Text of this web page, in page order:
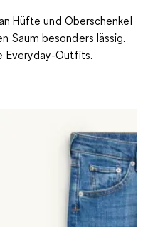
Hüfte und Oberschenkel
Saum besonders lässig.
Everyday-Outfits.